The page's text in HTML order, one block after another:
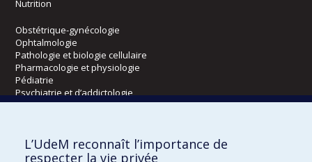
Nutrition
Obstétrique-gynécologie
Ophtalmologie
Pathologie et biologie cellulaire
Pharmacologie et physiologie
Pédiatrie
Psychiatrie et d’addictologie
Radiologie, radio-oncologie et médecine nucléaire
Écoles
L’UdeM reconnaît l’importance de
respecter la vie privée